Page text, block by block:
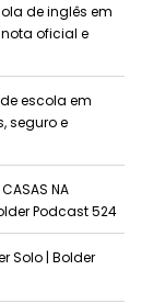
de inglês em
oficial e
escola em
seguro e
NA
Podcast 524
Solo | Bolder